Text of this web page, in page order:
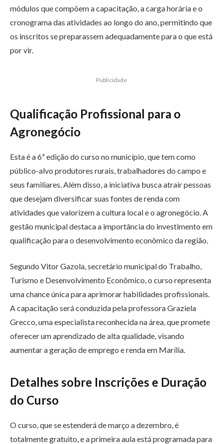
módulos que compõem a capacitação, a carga horária e o
cronograma das atividades ao longo do ano, permitindo que
os inscritos se preparassem adequadamente para o que está
por vir.
Publicidade
Qualificação Profissional para o
Agronegócio
Esta é a 6ª edição do curso no município, que tem como
público-alvo produtores rurais, trabalhadores do campo e
seus familiares. Além disso, a iniciativa busca atrair pessoas
que desejam diversificar suas fontes de renda com
atividades que valorizem a cultura local e o agronegócio. A
gestão municipal destaca a importância do investimento em
qualificação para o desenvolvimento econômico da região.
Segundo Vitor Gazola, secretário municipal do Trabalho,
Turismo e Desenvolvimento Econômico, o curso representa
uma chance única para aprimorar habilidades profissionais.
A capacitação será conduzida pela professora Graziela
Grecco, uma especialista reconhecida na área, que promete
oferecer um aprendizado de alta qualidade, visando
aumentar a geração de emprego e renda em Marília.
Detalhes sobre Inscrições e Duração
do Curso
O curso, que se estenderá de março a dezembro, é
totalmente gratuito, e a primeira aula está programada para